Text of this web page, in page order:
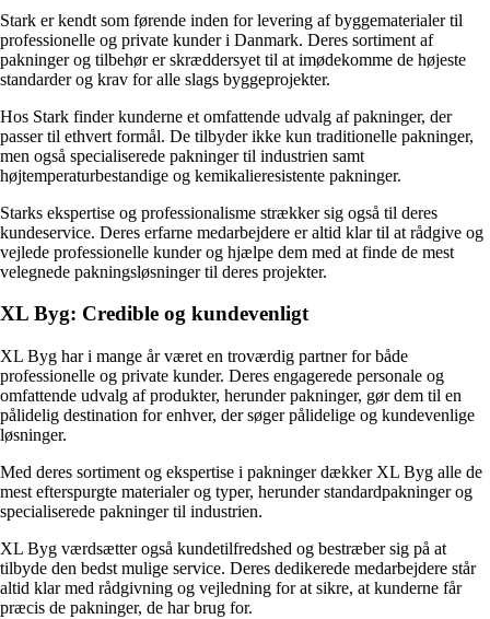
Stark er kendt som førende inden for levering af byggematerialer til
professionelle og private kunder i Danmark. Deres sortiment af
pakninger og tilbehør er skræddersyet til at imødekomme de højeste
standarder og krav for alle slags byggeprojekter.
Hos Stark finder kunderne et omfattende udvalg af pakninger, der
passer til ethvert formål. De tilbyder ikke kun traditionelle pakninger,
men også specialiserede pakninger til industrien samt
højtemperaturbestandige og kemikalieresistente pakninger.
Starks ekspertise og professionalisme strækker sig også til deres
kundeservice. Deres erfarne medarbejdere er altid klar til at rådgive og
vejlede professionelle kunder og hjælpe dem med at finde de mest
velegnede pakningsløsninger til deres projekter.
XL Byg: Credible og kundevenligt
XL Byg har i mange år været en troværdig partner for både
professionelle og private kunder. Deres engagerede personale og
omfattende udvalg af produkter, herunder pakninger, gør dem til en
pålidelig destination for enhver, der søger pålidelige og kundevenlige
løsninger.
Med deres sortiment og ekspertise i pakninger dækker XL Byg alle de
mest efterspurgte materialer og typer, herunder standardpakninger og
specialiserede pakninger til industrien.
XL Byg værdsætter også kundetilfredshed og bestræber sig på at
tilbyde den bedst mulige service. Deres dedikerede medarbejdere står
altid klar med rådgivning og vejledning for at sikre, at kunderne får
præcis de pakninger, de har brug for.